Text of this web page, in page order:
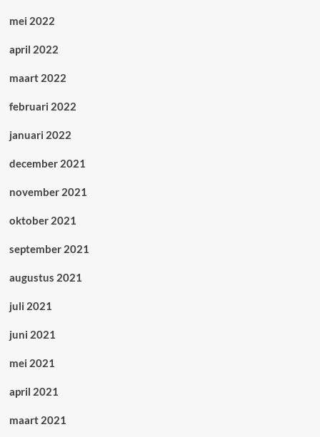
mei 2022
april 2022
maart 2022
februari 2022
januari 2022
december 2021
november 2021
oktober 2021
september 2021
augustus 2021
juli 2021
juni 2021
mei 2021
april 2021
maart 2021